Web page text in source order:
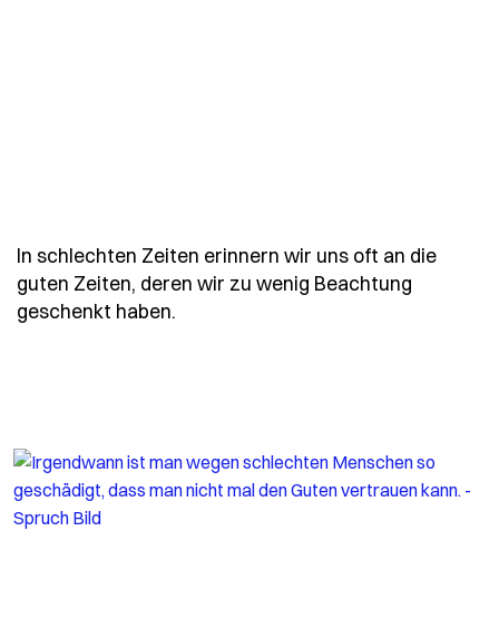
In schlechten Zeiten erinnern wir uns oft an die
guten Zeiten, deren wir zu wenig Beachtung
geschenkt haben.